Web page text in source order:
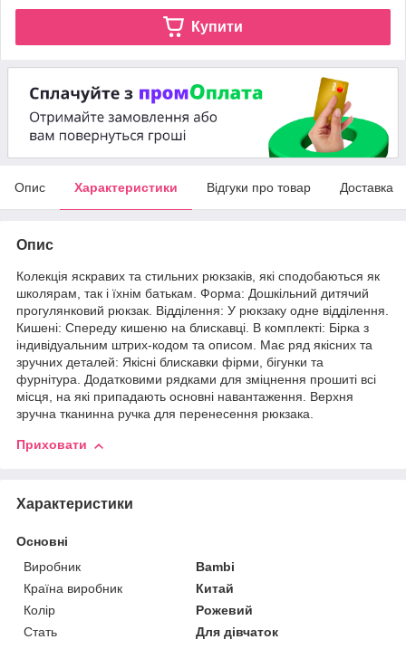
Купити
Опис Характеристики Відгуки про товар Доставка
Опис
Колекція яскравих та стильних рюкзаків, які сподобаються як
школярам, ​​так і їхнім батькам. Форма: Дошкільний дитячий
прогулянковий рюкзак. Відділення: У рюкзаку одне відділення.
Кишені: Спереду кишеню на блискавці. В комплекті: Бірка з
індивідуальним штрих-кодом та описом. Має ряд якісних та
зручних деталей: Якісні блискавки фірми, бігунки та
фурнітура. Додатковими рядками для зміцнення прошиті всі
місця, на які припадають основні навантаження. Верхня
зручна тканинна ручка для перенесення рюкзака.
Приховати
Характеристики
Основні
Виробник
Bambi
Країна виробник
Китай
Колір
Рожевий
Стать
Для дівчаток